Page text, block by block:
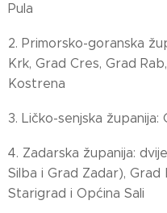
Pula
2. Primorsko-goranska
Krk, Grad Cres, Grad
Kostrena
3. Ličko-senjska
4. Zadarska županija:
Silba i Grad Zadar),
Starigrad i Općina Sali